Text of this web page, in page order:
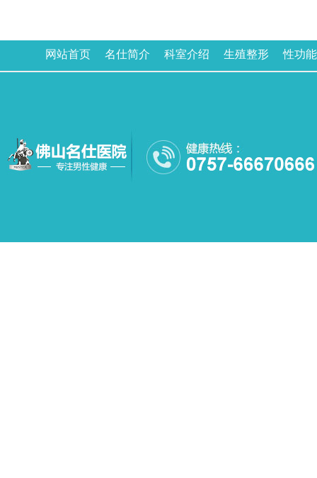
网站首页 名仕简介 科室介绍 生殖整形 性功